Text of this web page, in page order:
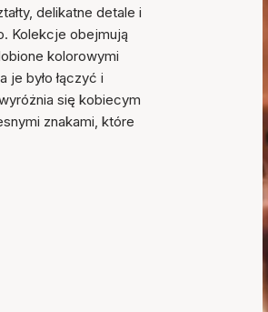
delikatne detale i
Kolekcje obejmują
kolorowymi
je było łączyć i
się kobiecym
znakami, które